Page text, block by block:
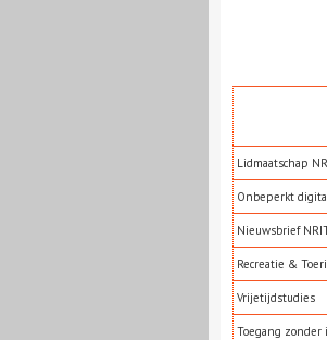
Lidmaatschap
Onbeperkt
Nieuwsbrief
Recreatie &
Vrijetijdstudies
Toegang zonder